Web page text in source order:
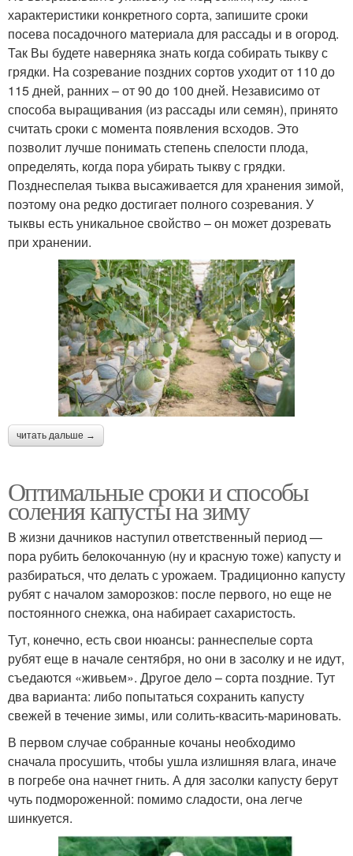
характеристики конкретного сорта, запишите сроки
посева посадочного материала для рассады и в огород.
Так Вы будете наверняка знать когда собирать тыкву с
грядки. На созревание поздних сортов уходит от 110 до
115 дней, ранних – от 90 до 100 дней. Независимо от
способа выращивания (из рассады или семян), принято
считать сроки с момента появления всходов. Это
позволит лучше понимать степень спелости плода,
определять, когда пора убирать тыкву с грядки.
Позднеспелая тыква высаживается для хранения зимой,
поэтому она редко достигает полного созревания. У
тыквы есть уникальное свойство – он может дозревать
при хранении.
читать дальше →
Оптимальные сроки и способы
соления капусты на зиму
В жизни дачников наступил ответственный период —
пора рубить белокочанную (ну и красную тоже) капусту и
разбираться, что делать с урожаем. Традиционно капусту
рубят с началом заморозков: после первого, но еще не
постоянного снежка, она набирает сахаристость.
Тут, конечно, есть свои нюансы: раннеспелые сорта
рубят еще в начале сентября, но они в засолку и не идут,
съедаются «живьем». Другое дело – сорта поздние. Тут
два варианта: либо попытаться сохранить капусту
свежей в течение зимы, или солить-квасить-мариновать.
В первом случае собранные кочаны необходимо
сначала просушить, чтобы ушла излишняя влага, иначе
в погребе она начнет гнить. А для засолки капусту берут
чуть подмороженной: помимо сладости, она легче
шинкуется.